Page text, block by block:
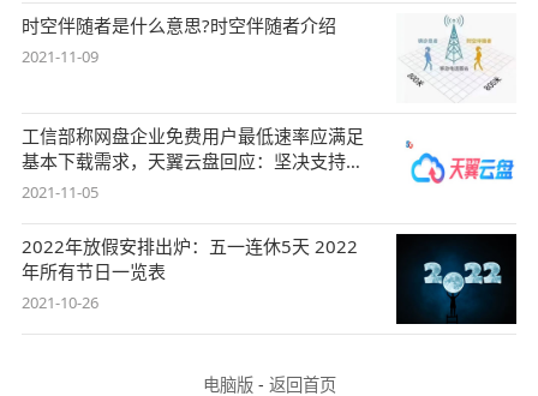
时空伴随者是什么意思?时空伴随者介绍
2021-11-09
工信部称网盘企业免费用户最低速率应满足
基本下载需求，天翼云盘回应：坚决支持，
始终
2021-11-05
2022年放假安排出炉：五一连休5天 2022
年所有节日一览表
2021-10-26
电脑版- 返回首页